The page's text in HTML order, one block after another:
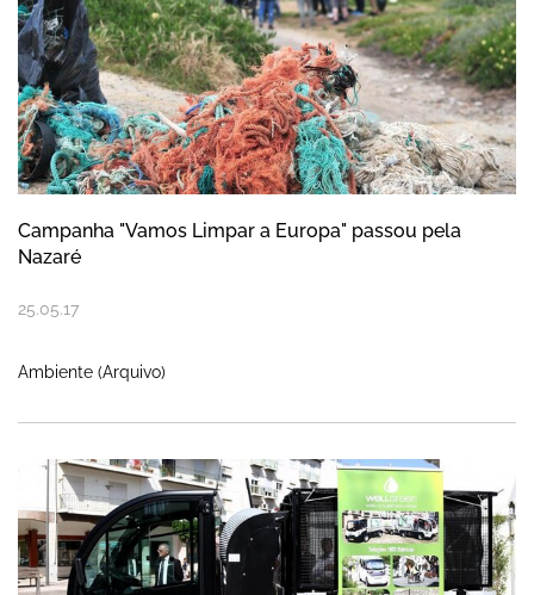
Campanha "Vamos Limpar a Europa" passou pela
Nazaré
25.05.17
Ambiente (Arquivo)
Candidaturas para aquisição de viaturas